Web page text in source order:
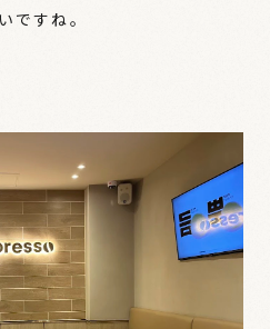
ですね。